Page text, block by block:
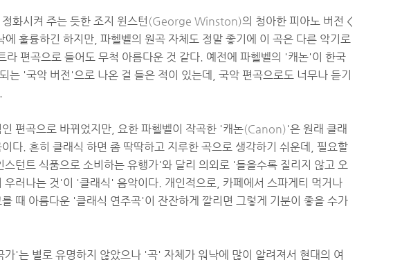
화시켜 주는 듯한 조지 윈스턴 (George Winston)의 청아한 피아노 버전 <
에 훌륭하긴 하지만, 파헬벨의 원곡 자체도 정말 좋기에 이 곡은 다른 악기로
라 편곡으로 들어도 무척 아름다운 것 같다. 예전에 파헬벨의 '캐논'이 한국
는 '국악 버전'으로 나온 걸 들은 적이 있는데, 국악 편곡으로도 너무나 듣기
편곡으로 바뀌었지만, 요한 파헬벨이 작곡한 '캐논(Canon)'은 원래 클래
다. 흔히 클래식 하면 좀 딱딱하고 지루한 곡으로 생각하기 쉬운데, 필요할
스턴트 식품으로 소비하는 유행가'와 달리 의외로 '들을수록 질리지 않고 오
우러나는 것'이 '클래식' 음악이다. 개인적으로, 카페에서 스파게티 먹거나
때 아름다운 '클래식 연주곡'이 잔잔하게 깔리면 그렇게 기분이 좋을 수가
가'는 별로 유명하지 않았으나 '곡' 자체가 워낙에 많이 알려져서 현대의 여